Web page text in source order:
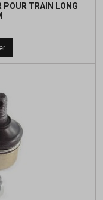
POUR TRAIN LONG